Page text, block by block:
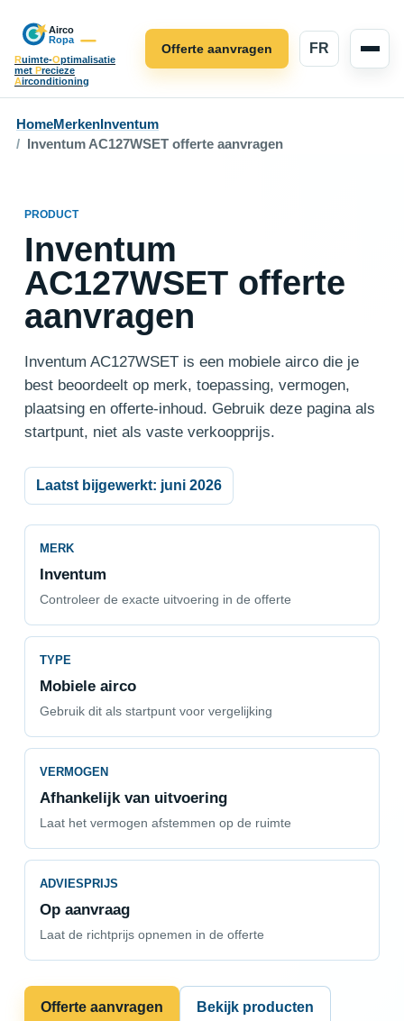
Ruimte-Optimalisatie
met Precieze
Airconditioning
FR
Offerte aanvragen
HomeMerken Inventum
Inventum AC127WSET offerte aanvragen
PRODUCT
Inventum
AC127WSET offerte
aanvragen
Inventum AC127WSET is een mobiele airco die je
best beoordeelt op merk, toepassing, vermogen,
plaatsing en offerte-inhoud. Gebruik deze pagina als
startpunt, niet als vaste verkoopprijs.
Laatst bijgewerkt: juni 2026
MERK
Inventum
Controleer de exacte uitvoering in de offerte
TYPE
Mobiele airco
Gebruik dit als startpunt voor vergelijking
VERMOGEN
Afhankelijk van uitvoering
Laat het vermogen afstemmen op de ruimte
ADVIESPRIJS
Op aanvraag
Laat de richtprijs opnemen in de offerte
Offerte aanvragen Bekijk producten